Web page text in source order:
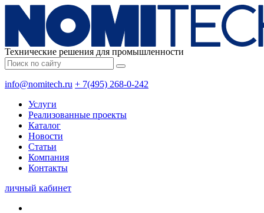
Технические решения для промышленности
info@nomitech.ru + 7(495) 268-0-242
Услуги
Реализованные проекты
Каталог
Новости
Статьи
Компания
Контакты
личный кабинет